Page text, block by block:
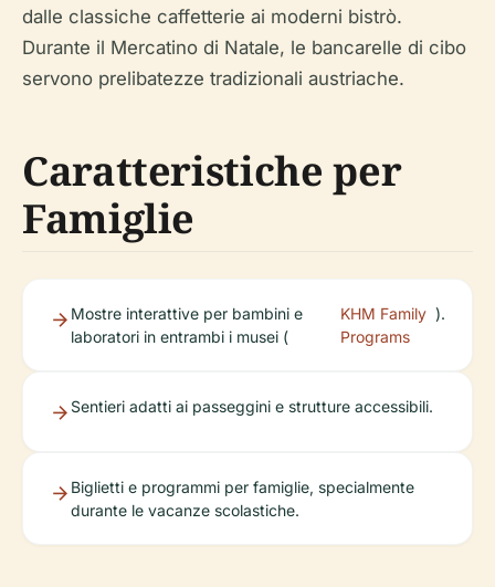
dalle classiche caffetterie ai moderni bistrò.
Durante il Mercatino di Natale, le bancarelle di cibo
servono prelibatezze tradizionali austriache.
Caratteristiche per
Famiglie
Mostre interattive per bambini e
laboratori in entrambi i musei (
KHM Family
Programs
).
Sentieri adatti ai passeggini e strutture accessibili.
Biglietti e programmi per famiglie, specialmente
durante le vacanze scolastiche.